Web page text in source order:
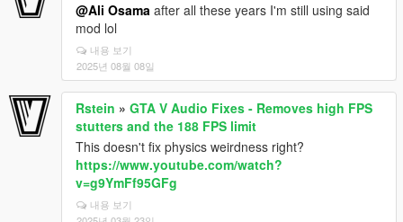
@Ali Osama after all these years I'm still using said
mod lol
내용 보기
2025년 08월 08일
Rstein » GTA V Audio Fixes - Removes high FPS
stutters and the 188 FPS limit
This doesn't fix physics weirdness right?
https://www.youtube.com/watch?
v=g9YmFf95GFg
내용 보기